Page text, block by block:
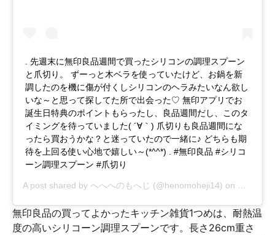
. 先週末に無印良品週間で買ったシリコンの調理スプーン
と爪切り。 ずーっと木ベラを使っていたけど、お鍋を新
調したのを機に傷が付くしシリコンのヘラみたいなん欲し
いな～と思って探してた所で出会った♡ 無印アプリでお
誕生日特典のポイントもらったし、良品週間だし、このタ
イミングを待っていました( ´∀｀) 爪切りも良品週間にな
ったら買おうかな？と迷っていたので一緒に♪ どちらも期
待を上回る使い心地で嬉しい～(*^^*) . #無印良品 #シリコ
ーン調理スプーン #爪切り
A post shared by へへへのもへじ (@henomoheji14) on
無印良品の買ってよかったキッチン雑貨1つめは、耐熱温
度の高いシリコーン調理スプーンです。長さ26cm重さ